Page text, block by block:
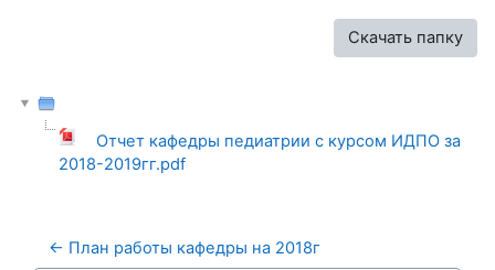
Скачать папку
Отчет кафедры педиатрии с курсом ИДПО за
2018-2019гг.pdf
← План работы кафедры на 2018г